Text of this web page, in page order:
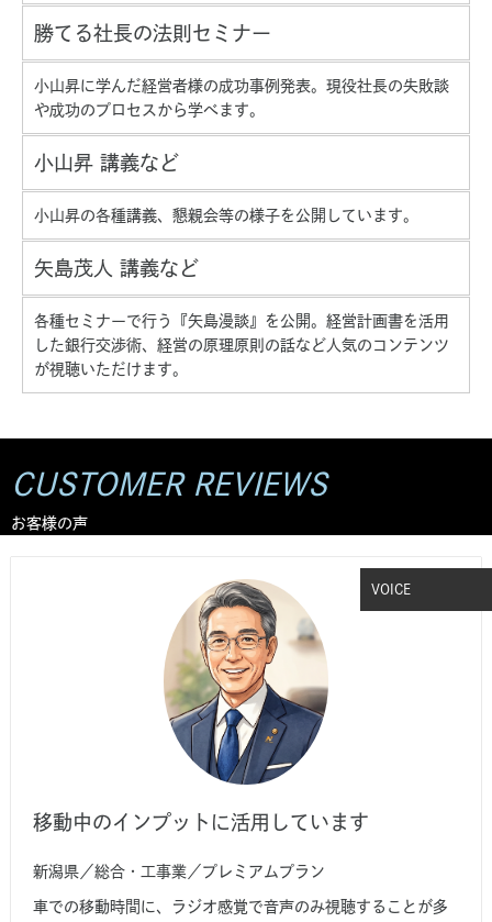
勝てる社長の法則セミナー
小山昇に学んだ経営者様の成功事例発表。現役社長の失敗談
や成功のプロセスから学べます。
小山昇 講義など
小山昇の各種講義、懇親会等の様子を公開しています。
矢島茂人 講義など
各種セミナーで行う『矢島漫談』を公開。経営計画書を活用
した銀行交渉術、経営の原理原則の話など人気のコンテンツ
が視聴いただけます。
CUSTOMER REVIEWS
お客様の声
移動中のインプットに活用しています
新潟県／総合・工事業／プレミアムプラン
車での移動時間に、ラジオ感覚で音声のみ視聴することが多
VOICE